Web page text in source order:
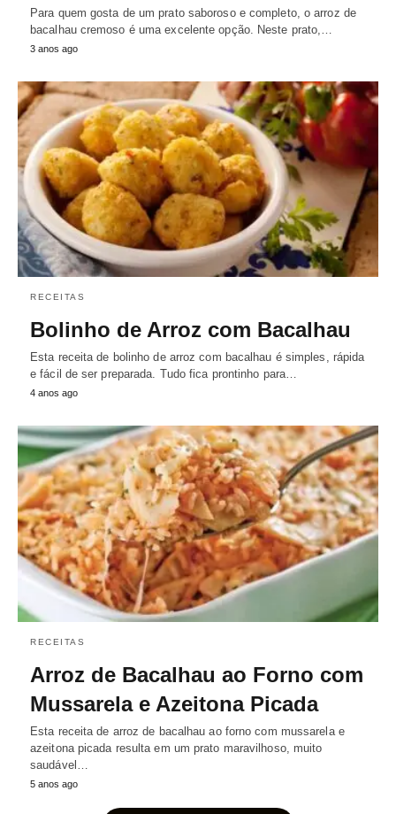
Para quem gosta de um prato saboroso e completo, o arroz de
bacalhau cremoso é uma excelente opção. Neste prato,…
3 anos ago
RECEITAS
Bolinho de Arroz com Bacalhau
Esta receita de bolinho de arroz com bacalhau é simples, rápida
e fácil de ser preparada. Tudo fica prontinho para…
4 anos ago
RECEITAS
Arroz de Bacalhau ao Forno com
Mussarela e Azeitona Picada
Esta receita de arroz de bacalhau ao forno com mussarela e
azeitona picada resulta em um prato maravilhoso, muito
saudável…
5 anos ago